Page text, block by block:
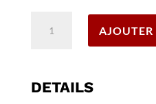
Vendredi
AJOUTER
DETAILS